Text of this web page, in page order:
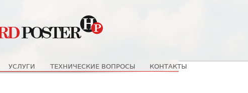
УСЛУГИ ТЕХНИЧЕСКИЕ ВОПРОСЫ КОНТАКТЫ